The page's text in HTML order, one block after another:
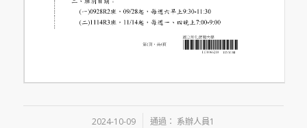
2024-10-09
/ 通過： 系辦人員1